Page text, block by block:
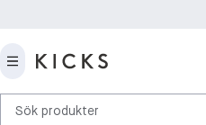
Sök produkter